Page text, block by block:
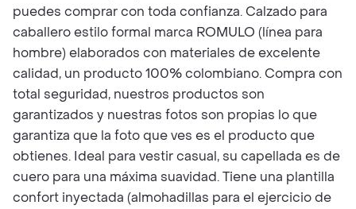
puedes comprar con toda confianza. Calzado para
caballero estilo formal marca ROMULO (línea para
hombre) elaborados con materiales de excelente
calidad, un producto 100% colombiano. Compra con
total seguridad, nuestros productos son
garantizados y nuestras fotos son propias lo que
garantiza que la foto que ves es el producto que
obtienes. Ideal para vestir casual, su capellada es de
cuero para una máxima suavidad. Tiene una plantilla
confort inyectada (almohadillas para el ejercicio de